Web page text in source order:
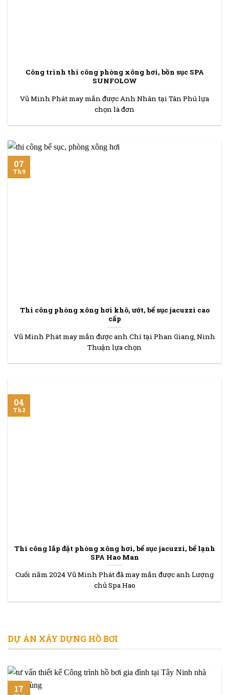
Công trình thi công phòng xông hơi, bồn sục SPA
SUNFOLOW
Vũ Minh Phát may mắn được Anh Nhân tại Tân Phú lựa
chọn là đơn
Thi công phòng xông hơi khô, ướt, bể sục jacuzzi cao
cấp
Vũ Minh Phát may mắn được anh Chí tại Phan Giang, Ninh
Thuận lựa chọn
07
Th9
Thi công lắp đặt phòng xông hơi, bể sục jacuzzi, bể lạnh
SPA Hao Man
Cuối năm 2024 Vũ Minh Phát đã may mắn được anh Lượng
chủ Spa Hao
04
Th2
DỰ ÁN XÂY DỰNG HỒ BƠI
17